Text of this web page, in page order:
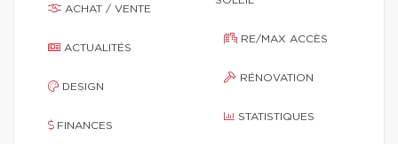
ACHAT / VENTE
ACTUALITÉS
DESIGN
FINANCES
RE/MAX ACCÈS
RÉNOVATION
STATISTIQUES